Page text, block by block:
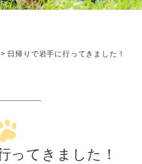
> 日帰りで岩手に行ってきました！
ってきました！